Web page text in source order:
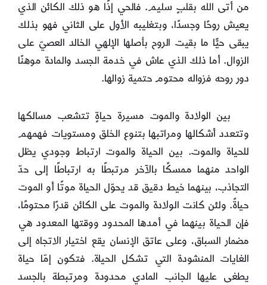
من أتى الله بقلبٍ سليم. فالحي إذًا هو ذلك الكائن الذي
يعيش روحًا وجسدًا، وبتغليبه الأول على الثاني فهو بذلك
يبقى حيًّا ما بقيت الروح بأصلها الإلهي الخالد العصيّ على
الزوال. أما ذلك الذي عاش في خدمة الجسد والمادة موهنًا
دور روحه فزواله محتوم حتمية زوالها.
بين الولادة والموت مسيرة حياةٍ تتشعب مسالكها
وتتعدد أشكالها ومراتبها بتنوع الخلق ومستويات فهمهم
للحياة والموت. بين الحياة والموت ارتباط وجودي يظل
الواحد منهما ممسكًا بالآخر مرتبطًا به ارتباطًا إلى حدّ
التجاذب، بينهما خيط دقيق قد يحوّل الحياة موتًا أو الموت
حياةً. ولئن كانت الولادة والموت على الكائن قدرًا محتومًا،
فإن الحياة بينهما في أمدها المحدود ووقتها المعدود هي
مضمار السباق، وعلى عاتق الإنسان يقع اختيار الاتجاه إلى
الغايات المنشودة التي تشكل الحياة. فتكون إمّا حياة
يطغى عليها الجانب المادي محدودة ومرتبطة بالجسد